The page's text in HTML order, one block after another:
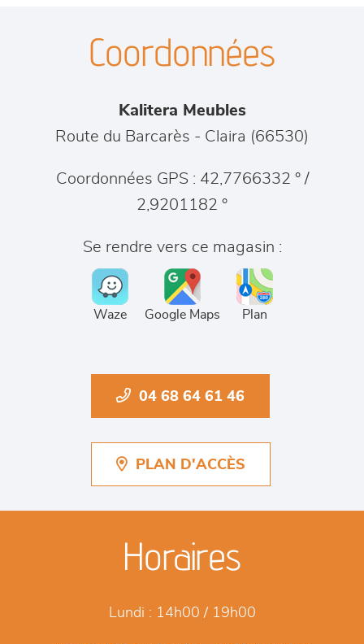
chambres et dressing
décoration
Coordonnées
Kalitera Meubles
Route du Barcarès - Claira (66530)
Coordonnées GPS : 42,7766332 ° /
2,9201182 °
Se rendre vers ce magasin :
Waze Google Maps Plan
04 68 64 61 46
PLAN D'ACCÈS
Horaires
Lundi : 14h00 / 19h00